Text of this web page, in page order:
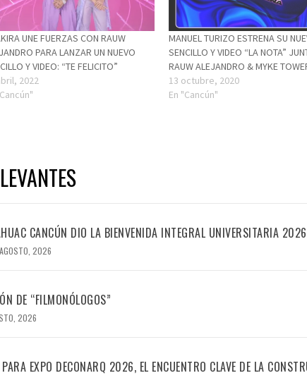
UNE FUERZAS CON RAUW
PARA LANZAR UN NUEVO
Y VIDEO: “TE FELICITO”
2022
MANUEL TURIZO ESTRENA SU
SENCILLO Y VIDEO “LA NOTA”
RAUW ALEJANDRO & MYKE
13 octubre, 2020
En "Cancún"
CANCÚN DIO LA BIENVENIDA INTEGRAL UNIVERSITARIA 2026
2026
DE “FILMONÓLOGOS”
2026
EXPO DECONARQ 2026, EL ENCUENTRO CLAVE DE LA